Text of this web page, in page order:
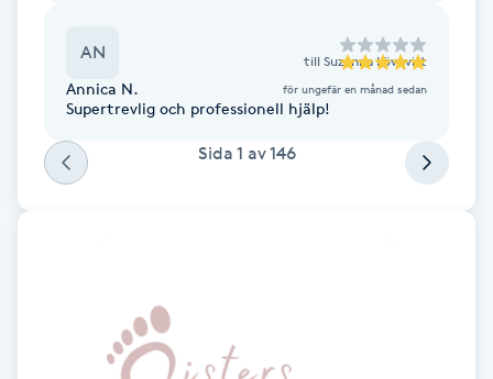
Fotvård
Fransar
Fransborttagning
Fransförlängning
AN till Suzanna Lövqvist
Annica N. för ungefär en månad sedan
Supertrevlig och professionell hjälp!
Sida 1 av146